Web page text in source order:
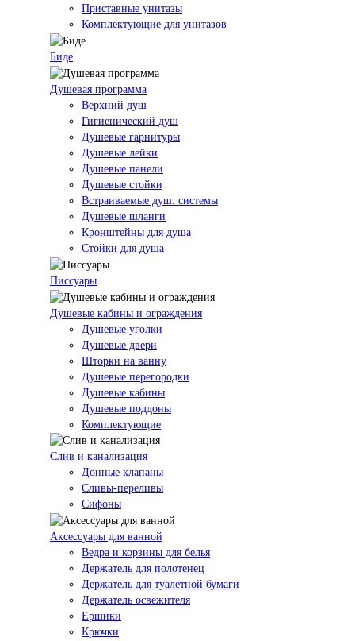
Приставные унитазы
Комплектующие для унитазов
Биде
Душевая программа
Верхний душ
Гигиенический душ
Душевые гарнитуры
Душевые лейки
Душевые панели
Душевые стойки
Встраиваемые душ. системы
Душевые шланги
Кронштейны для душа
Стойки для душа
Писсуары
Душевые кабины и ограждения
Душевые уголки
Душевые двери
Шторки на ванну
Душевые перегородки
Душевые кабины
Душевые поддоны
Комплектующие
Слив и канализация
Донные клапаны
Сливы-переливы
Сифоны
Аксессуары для ванной
Ведра и корзины для белья
Держатель для полотенец
Держатель для туалетной бумаги
Держатель освежителя
Ершики
Крючки